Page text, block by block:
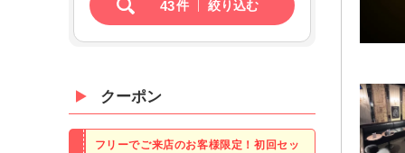
43件 絞り込む
クーポン
フリーでご来店のお客様限定！初回セッ